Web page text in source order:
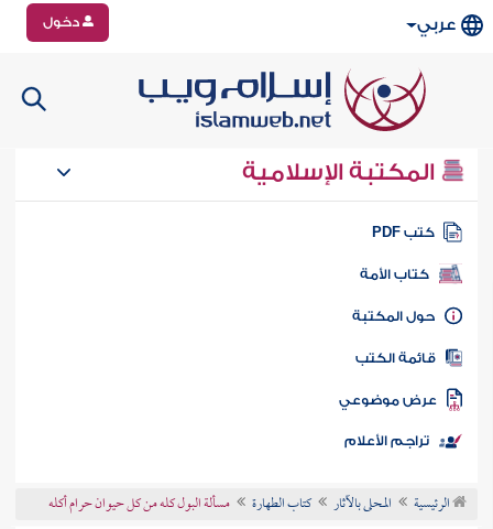
عربي دخول
المكتبة الإسلامية
كتب PDF
كتاب الأمة
المكتبة
الكتب
موضوعي
تراجم الأعلام
الرئيسية المحلى بالآثار كتاب الطهارة مسألة البول كله من كل حيوان حرام أكله